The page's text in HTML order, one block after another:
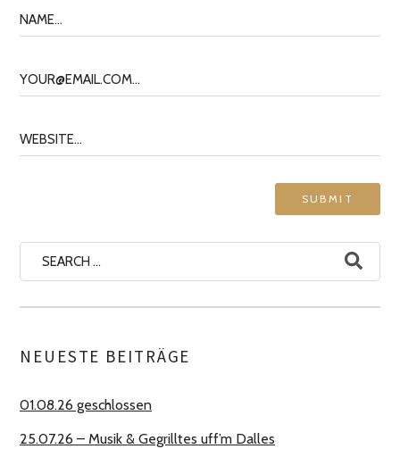
Search
for:
NEUESTE BEITRÄGE
01.08.26 geschlossen
25.07.26 – Musik & Gegrilltes uff’m Dalles